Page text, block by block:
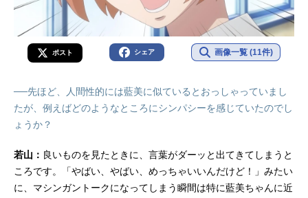
ポスト シェア 画像一覧 (11件)
──先ほど、人間性的には藍美に似ているとおっしゃっていまし
たが、例えばどのようなところにシンパシーを感じていたのでし
ょうか？
若山： 良いものを見たときに、言葉がダーッと出てきてしまうと
ころです。「やばい、やばい、めっちゃいいんだけど！」みたい
に、マシンガントークになってしまう瞬間は特に藍美ちゃんに近